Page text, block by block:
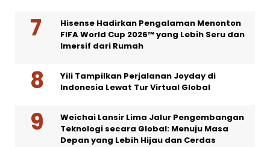
Hisense Hadirkan Pengalaman Menonton
FIFA World Cup 2026™ yang Lebih Seru dan
Imersif dari Rumah
Yili Tampilkan Perjalanan Joyday di
Indonesia Lewat Tur Virtual Global
Weichai Lansir Lima Jalur Pengembangan
Teknologi secara Global: Menuju Masa
Depan yang Lebih Hijau dan Cerdas